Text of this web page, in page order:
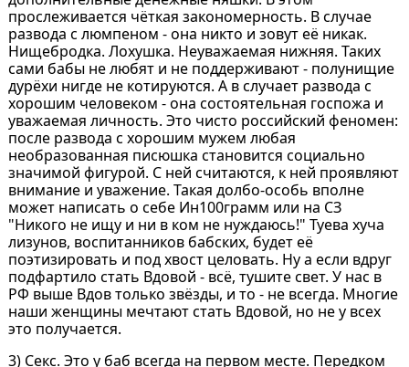
прослеживается чёткая закономерность. В случае
развода с люмпеном - она никто и зовут её никак.
Нищебродка. Лохушка. Неуважаемая нижняя. Таких
сами бабы не любят и не поддерживают - полунищие
дурёхи нигде не котируются. А в случает развода с
хорошим человеком - она состоятельная госпожа и
уважаемая личность. Это чисто российский феномен:
после развода с хорошим мужем любая
необразованная писюшка становится социально
значимой фигурой. С ней считаются, к ней проявляют
внимание и уважение. Такая долбо-особь вполне
может написать о себе Ин100грамм или на СЗ
"Никого не ищу и ни в ком не нуждаюсь!" Туева хуча
лизунов, воспитанников бабских, будет её
поэтизировать и под хвост целовать. Ну а если вдруг
подфартило стать Вдовой - всё, тушите свет. У нас в
РФ выше Вдов только звёзды, и то - не всегда. Многие
наши женщины мечтают стать Вдовой, но не у всех
это получается.
3) Секс. Это у баб всегда на первом месте. Передком